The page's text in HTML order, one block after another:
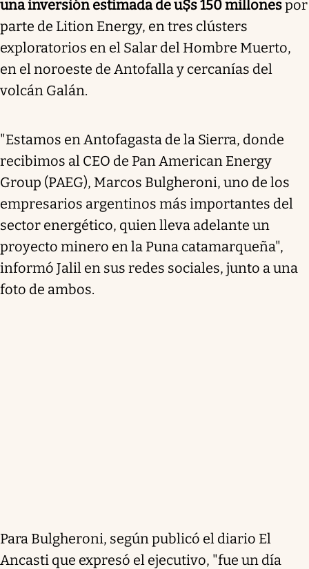
una inversión estimada de u$s 150 millonespor
parte de Lition Energy, en tres clústers
exploratorios en el Salar del Hombre Muerto,
en el noroeste de Antofalla y cercanías del
volcán Galán.
"Estamos en Antofagasta de la Sierra, donde
recibimos al CEO de Pan American Energy
Group (PAEG), Marcos Bulgheroni, uno de los
empresarios argentinos más importantes del
sector energético, quien lleva adelante un
proyecto minero en la Puna catamarqueña",
informó Jalil en sus redes sociales, junto a una
foto de ambos.
Para Bulgheroni, según publicó el diario El
Ancasti que expresó el ejecutivo, "fue un día